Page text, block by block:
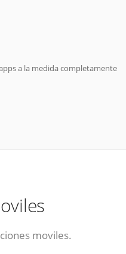
a la medida completamente
moviles.